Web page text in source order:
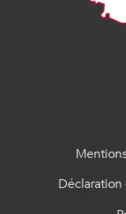
Déclaration